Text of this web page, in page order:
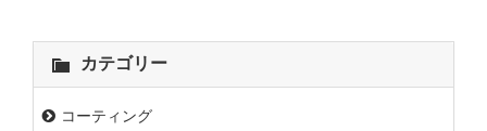
カテゴリー
コーティング